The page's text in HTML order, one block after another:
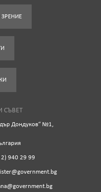
СЪВЕТ
Дондуков“ №1,
2) 940 29 99